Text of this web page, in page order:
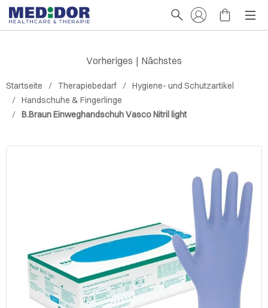
Startseite Therapiebedarf
Hygiene- und Schutzartikel
Handschuhe & Fingerlinge
B.Braun Einweghandschuh Vasco Nitril light
Vorheriges | Nächstes